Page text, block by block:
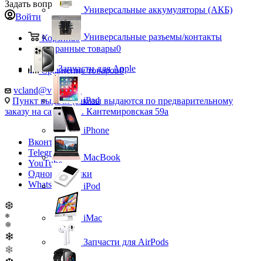
Задать вопрос
Войти
Корзина0
Избранные товары0
Сравнение товаров0
vcland@vcland.ru
Пункт выдачи (заказы выдаются по предварительному
заказу на сайте), ул. Кантемировская 59а
Вконтакте
Telegram
YouTube
Одноклассники
WhatsApp
❆
❄
❅
❄
❄
Универсальные аккумуляторы (АКБ)
Универсальные разъемы/контакты
Запчасти для Apple
iPad
iPhone
MacBook
iPod
iMac
Запчасти для AirPods